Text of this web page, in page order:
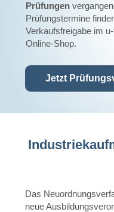
Prüfungen
Prüfungstermine
Verkaufsfreigabe im
Online-Shop.
Jetzt
Das
neue